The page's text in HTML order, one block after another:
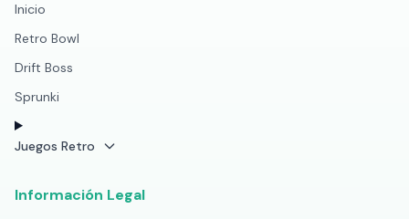
Inicio
Retro Bowl
Drift Boss
Sprunki
Juegos Retro
Información Legal